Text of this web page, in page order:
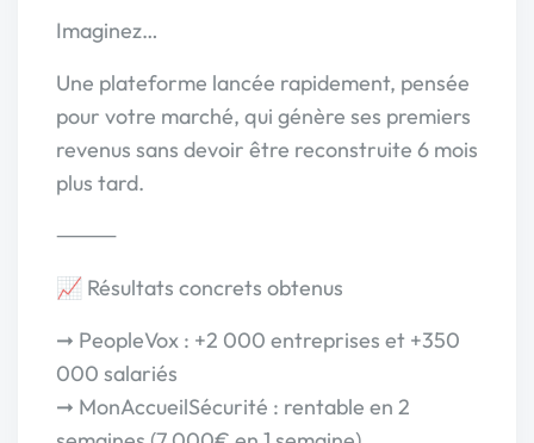
Imaginez…
Une plateforme lancée rapidement, pensée
pour votre marché, qui génère ses premiers
revenus sans devoir être reconstruite 6 mois
plus tard.
⸻
📈 Résultats concrets obtenus
➞ PeopleVox : +2 000 entreprises et +350
000 salariés
➞ MonAccueilSécurité : rentable en 2